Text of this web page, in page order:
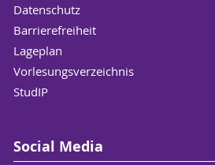
Datenschutz
Barrierefreiheit
Lageplan
Vorlesungsverzeichnis
StudIP
Social Media